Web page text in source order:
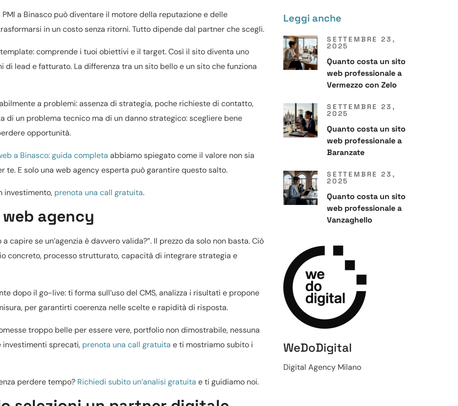
PMI a Binasco può diventare il motore della reputazione e delle
in un costo senza ritorni. Tutto dipende dal partner che scegli.
comprende i tuoi obiettivi e il target. Così il sito diventa uno
lead e fatturato. La differenza tra un sito bello e un sito che funziona
a problemi: assenza di strategia, poche richieste di contatto,
di un problema tecnico ma di un danno strategico: scegliere bene
opportunità.
a Binasco: guida completa abbiamo spiegato come il valore non sia
te. E solo una web agency esperta può garantire questo salto.
investimento, prenota una call gratuita.
agency
capire se un’agenzia è davvero valida?”. Il prezzo da solo non basta. Ciò
concreto, processo strutturato, capacità di integrare strategia e
dopo il go-live: ti forma sull’uso del CMS, analizza i risultati e propone
per garantirti coerenza nelle scelte e rapidità di risposta.
troppo belle per essere vere, portfolio non dimostrabile, nessuna
investimenti sprecati, prenota una call gratuita e ti mostriamo subito i
perdere tempo? Richiedi subito un’analisi gratuita e ti guidiamo noi.
Leggi anche
SETTEMBRE 23,
2025
Quanto costa un sito
web professionale a
Vermezzo con Zelo
SETTEMBRE 23,
2025
Quanto costa un sito
web professionale a
Baranzate
SETTEMBRE 23,
2025
Quanto costa un sito
web professionale a
Vanzaghello
WeDoDigital
Digital Agency Milano